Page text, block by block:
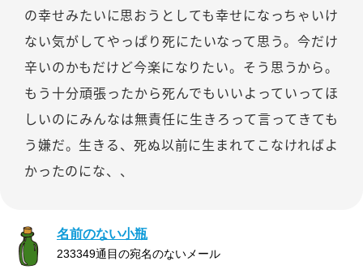
の幸せみたいに思おうとしても幸せになっちゃいけ
ない気がしてやっぱり死にたいなって思う。今だけ
辛いのかもだけど今楽になりたい。そう思うから。
もう十分頑張ったから死んでもいいよっていってほ
しいのにみんなは無責任に生きろって言ってきても
う嫌だ。生きる、死ぬ以前に生まれてこなければよ
かったのにな、、
名前のない小瓶
233349通目の宛名のないメール